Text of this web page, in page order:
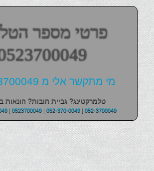
פרטי מספר
מי מתקשר אלי מ 052-3700049?
טלמרקטינג? גביית חובות? הונאות
| 0523700049| 052-370-0049| 052-3700049